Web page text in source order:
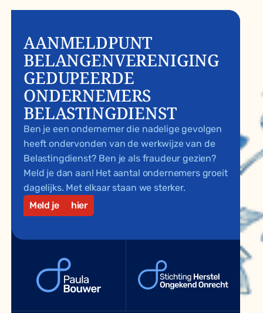
AANMELDPUNT
BELANGENVERENIGING
GEDUPEERDE
ONDERNEMERS
BELASTINGDIENST
Ben je een ondernemer die nadelige gevolgen
heeft ondervonden van de werkwijze van de
Belastingdienst? Ben je als fraudeur gezien?
Meld je dan aan! Het aantal ondernemers groeit
dagelijks. Met elkaar staan we sterker.
Meld je
hier